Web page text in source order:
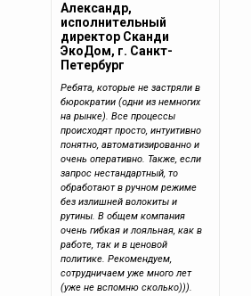
Александр,
исполнительный
директор Сканди
ЭкоДом, г. Санкт-
Петербург
Ребята, которые не застряли в
бюрократии (одни из немногих
на рынке). Все процессы
происходят просто, интуитивно
понятно, автоматизированно и
очень оперативно. Также, если
запрос нестандартный, то
обработают в ручном режиме
без излишней волокиты и
рутины. В общем компания
очень гибкая и лояльная, как в
работе, так и в ценовой
политике. Рекомендуем,
сотрудничаем уже много лет
(уже не вспомню сколько))).